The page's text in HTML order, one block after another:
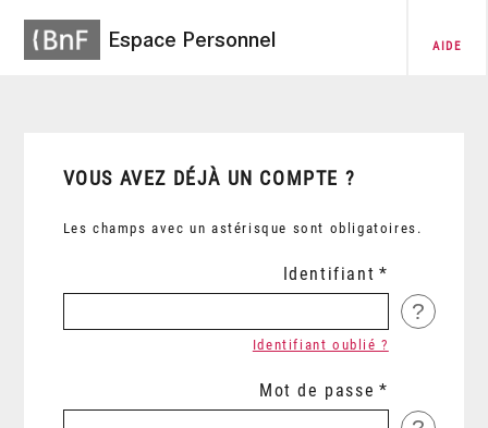
Espace Personnel AIDE
VOUS AVEZ DÉJÀ UN COMPTE ?
Les champs avec un astérisque sont obligatoires.
Identifiant
?
Identifiant oublié ?
Mot de passe